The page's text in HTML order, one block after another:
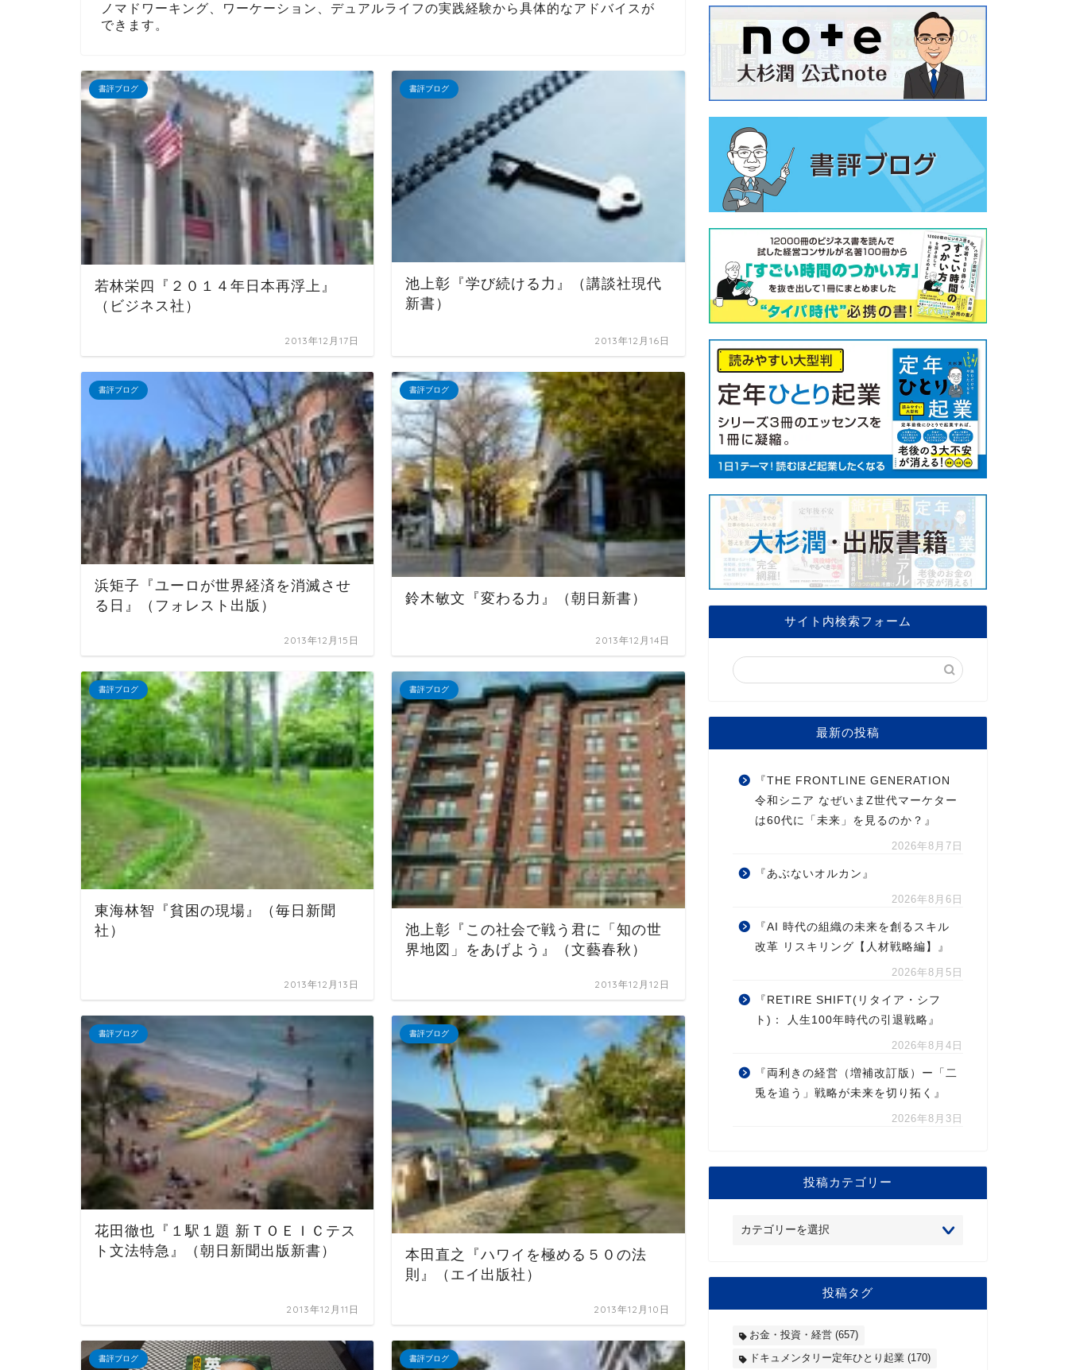
ノマドワーキング、ワーケーション、デュアルライフの実践経験から具体的なアドバイスが
できます。
書評ブログ
若林栄四『２０１４年日本再浮上』
（ビジネス社）
2013年12月17日
書評ブログ
池上彰『学び続ける力』（講談社現代
新書）
2013年12月16日
書評ブログ
浜矩子『ユーロが世界経済を消滅させ
る日』（フォレスト出版）
2013年12月15日
書評ブログ
鈴木敏文『変わる力』（朝日新書）
2013年12月14日
書評ブログ
東海林智『貧困の現場』（毎日新聞
社）
2013年12月13日
書評ブログ
池上彰『この社会で戦う君に「知の世
界地図」をあげよう』（文藝春秋）
2013年12月12日
書評ブログ
花田徹也『１駅１題 新ＴＯＥＩＣテス
ト文法特急』（朝日新聞出版新書）
2013年12月11日
書評ブログ
本田直之『ハワイを極める５０の法
則』（エイ出版社）
2013年12月10日
書評ブログ 書評ブログ
サイト内検索フォーム
最新の投稿
『THE FRONTLINE GENERATION
令和シニア なぜいまZ世代マーケター
は60代に「未来」を見るのか？』
2026年8月7日
『あぶないオルカン』
2026年8月6日
『AI 時代の組織の未来を創るスキル
改革 リスキリング【人材戦略編】』
2026年8月5日
『RETIRE SHIFT(リタイア・シフ
ト)： 人生100年時代の引退戦略』
2026年8月4日
『両利きの経営（増補改訂版）ー「二
兎を追う」戦略が未来を切り拓く』
2026年8月3日
投稿カテゴリー
投稿タグ
お金・投資・経営(657)
ドキュメンタリー定年ひとり起業(170)